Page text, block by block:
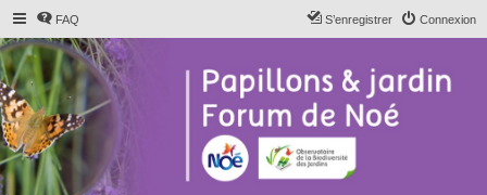
FAQ Connexion
S’enregistrer